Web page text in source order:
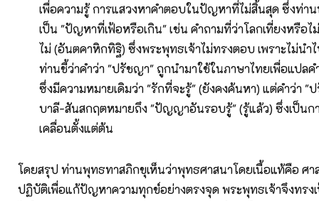
เพื่อความรู้ การแสวงหาคำตอบในปัญหาที่ไม่สิ้นสุด ซึ่งท่า
เป็น "ปัญหาที่เฟ้อหรือเกิน" เช่น คำถามที่ว่าโลกเที่ยงหรือไ
ไม่ (อันตคาหิกทิฐิ) ซึ่งพระพุทธเจ้าไม่ทรงตอบ เพราะไม่นำ
ท่านชี้ว่าคำว่า "ปรัชญา" ถูกนำมาใช้ในภาษาไทยเพื่อแปลค
ซึ่งมีความหมายเดิมว่า "รักที่จะรู้" (ยังคงค้นหา) แต่คำว่า "
บาลี-สันสกฤตหมายถึง "ปัญญาอันรอบรู้" (รู้แล้ว) ซึ่งเป็นก
เคลื่อนตั้งแต่ต้น
โดยสรุป ท่านพุทธทาสภิกขุเห็นว่าพุทธศาสนาโดยเนื้อแท้คือ ศา
ปฏิบัติเพื่อแก้ปัญหาความทุกข์อย่างตรงจุด พระพุทธเจ้าจึงทรง